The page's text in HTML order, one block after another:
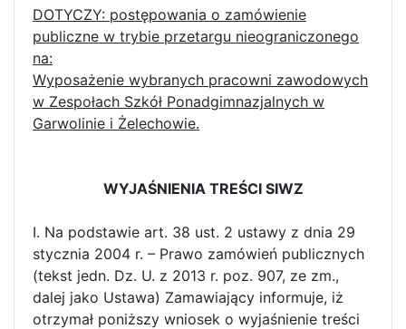
DOTYCZY: postępowania o zamówienie
publiczne w trybie przetargu nieograniczonego
na:
Wyposażenie wybranych pracowni zawodowych
w Zespołach Szkół Ponadgimnazjalnych w
Garwolinie i Żelechowie.
WYJAŚNIENIA TREŚCI SIWZ
I. Na podstawie art. 38 ust. 2 ustawy z dnia 29
stycznia 2004 r. – Prawo zamówień publicznych
(tekst jedn. Dz. U. z 2013 r. poz. 907, ze zm.,
dalej jako Ustawa) Zamawiający informuje, iż
otrzymał poniższy wniosek o wyjaśnienie treści